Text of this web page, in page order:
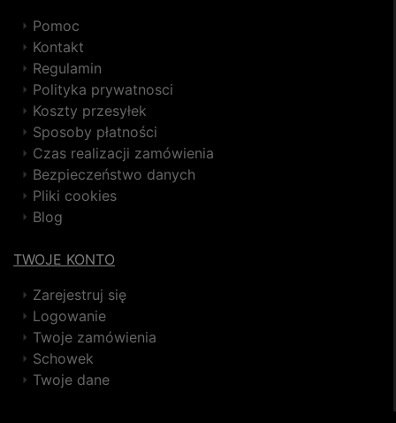
Pomoc
Kontakt
Regulamin
Polityka prywatnosci
Koszty przesyłek
Sposoby płatności
Czas realizacji zamówienia
Bezpieczeństwo danych
Pliki cookies
Blog
TWOJE KONTO
Zarejestruj się
Logowanie
Twoje zamówienia
Schowek
Twoje dane